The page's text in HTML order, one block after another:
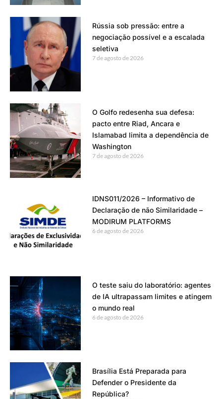
Rússia sob pressão: entre a
negociação possível e a escalada
seletiva
7 de agosto de 2026
O Golfo redesenha sua defesa:
pacto entre Riad, Ancara e
Islamabad limita a dependência de
Washington
7 de agosto de 2026
IDNS011/2026 – Informativo de
Declaração de não Similaridade –
MODIRUM PLATFORMS
6 de agosto de 2026
O teste saiu do laboratório: agentes
de IA ultrapassam limites e atingem
o mundo real
6 de agosto de 2026
Brasília Está Preparada para
Defender o Presidente da
República?